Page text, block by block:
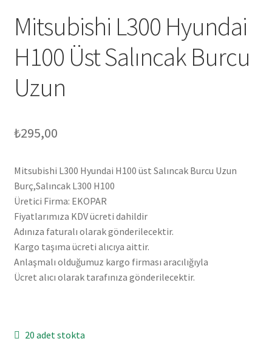
Mitsubishi L300 Hyundai
H100 Üst Salıncak Burcu
Uzun
₺295,00
Mitsubishi L300 Hyundai H100 üst Salıncak Burcu Uzun
Burç,Salıncak L300 H100
Üretici Firma: EKOPAR
Fiyatlarımıza KDV ücreti dahildir
Adınıza faturalı olarak gönderilecektir.
Kargo taşıma ücreti alıcıya aittir.
Anlaşmalı olduğumuz kargo firması aracılığıyla
Ücret alıcı olarak tarafınıza gönderilecektir.
20 adet stokta